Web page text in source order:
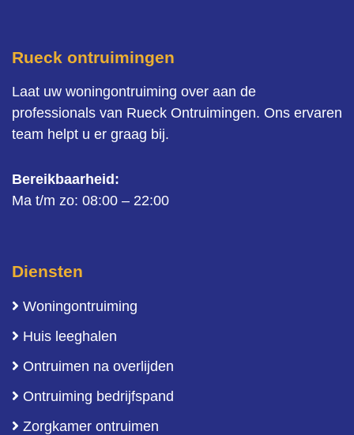
Rueck ontruimingen
Laat uw woningontruiming over aan de
professionals van Rueck Ontruimingen. Ons ervaren
team helpt u er graag bij.
Bereikbaarheid:
Ma t/m zo: 08:00 – 22:00
Diensten
Woningontruiming
Huis leeghalen
Ontruimen na overlijden
Ontruiming bedrijfspand
Zorgkamer ontruimen